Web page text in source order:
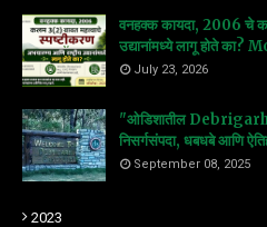
वनहक्क कायदा, 2006 चे
उद्यानांमध्ये लागू होते का?
July 23, 2026
"ओडिशातील
निसर्गसंपदा, धबधबे आणि
September 08, 2025
2023